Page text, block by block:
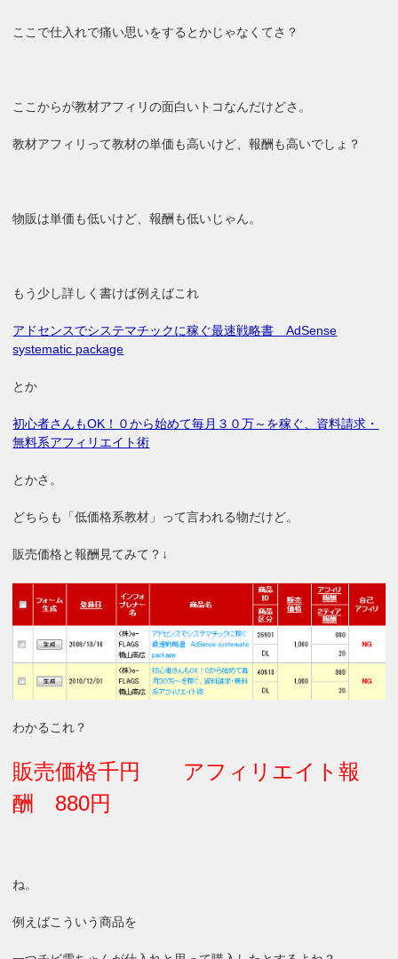
ここで仕入れで痛い思いをするとかじゃなくてさ？
ここからが教材アフィリの面白いトコなんだけどさ。
教材アフィリって教材の単価も高いけど、報酬も高いでしょ？
物販は単価も低いけど、報酬も低いじゃん。
もう少し詳しく書けば例えばこれ
アドセンスでシステマチックに稼ぐ最速戦略書 AdSense
systematic package
とか
初心者さんもOK！０から始めて毎月３０万～を稼ぐ、資料請求・
無料系アフィリエイト術
とかさ。
どちらも「低価格系教材」って言われる物だけど。
販売価格と報酬見てみて？↓
わかるこれ？
販売価格千円 アフィリエイト報
酬 880円
ね。
例えばこういう商品を